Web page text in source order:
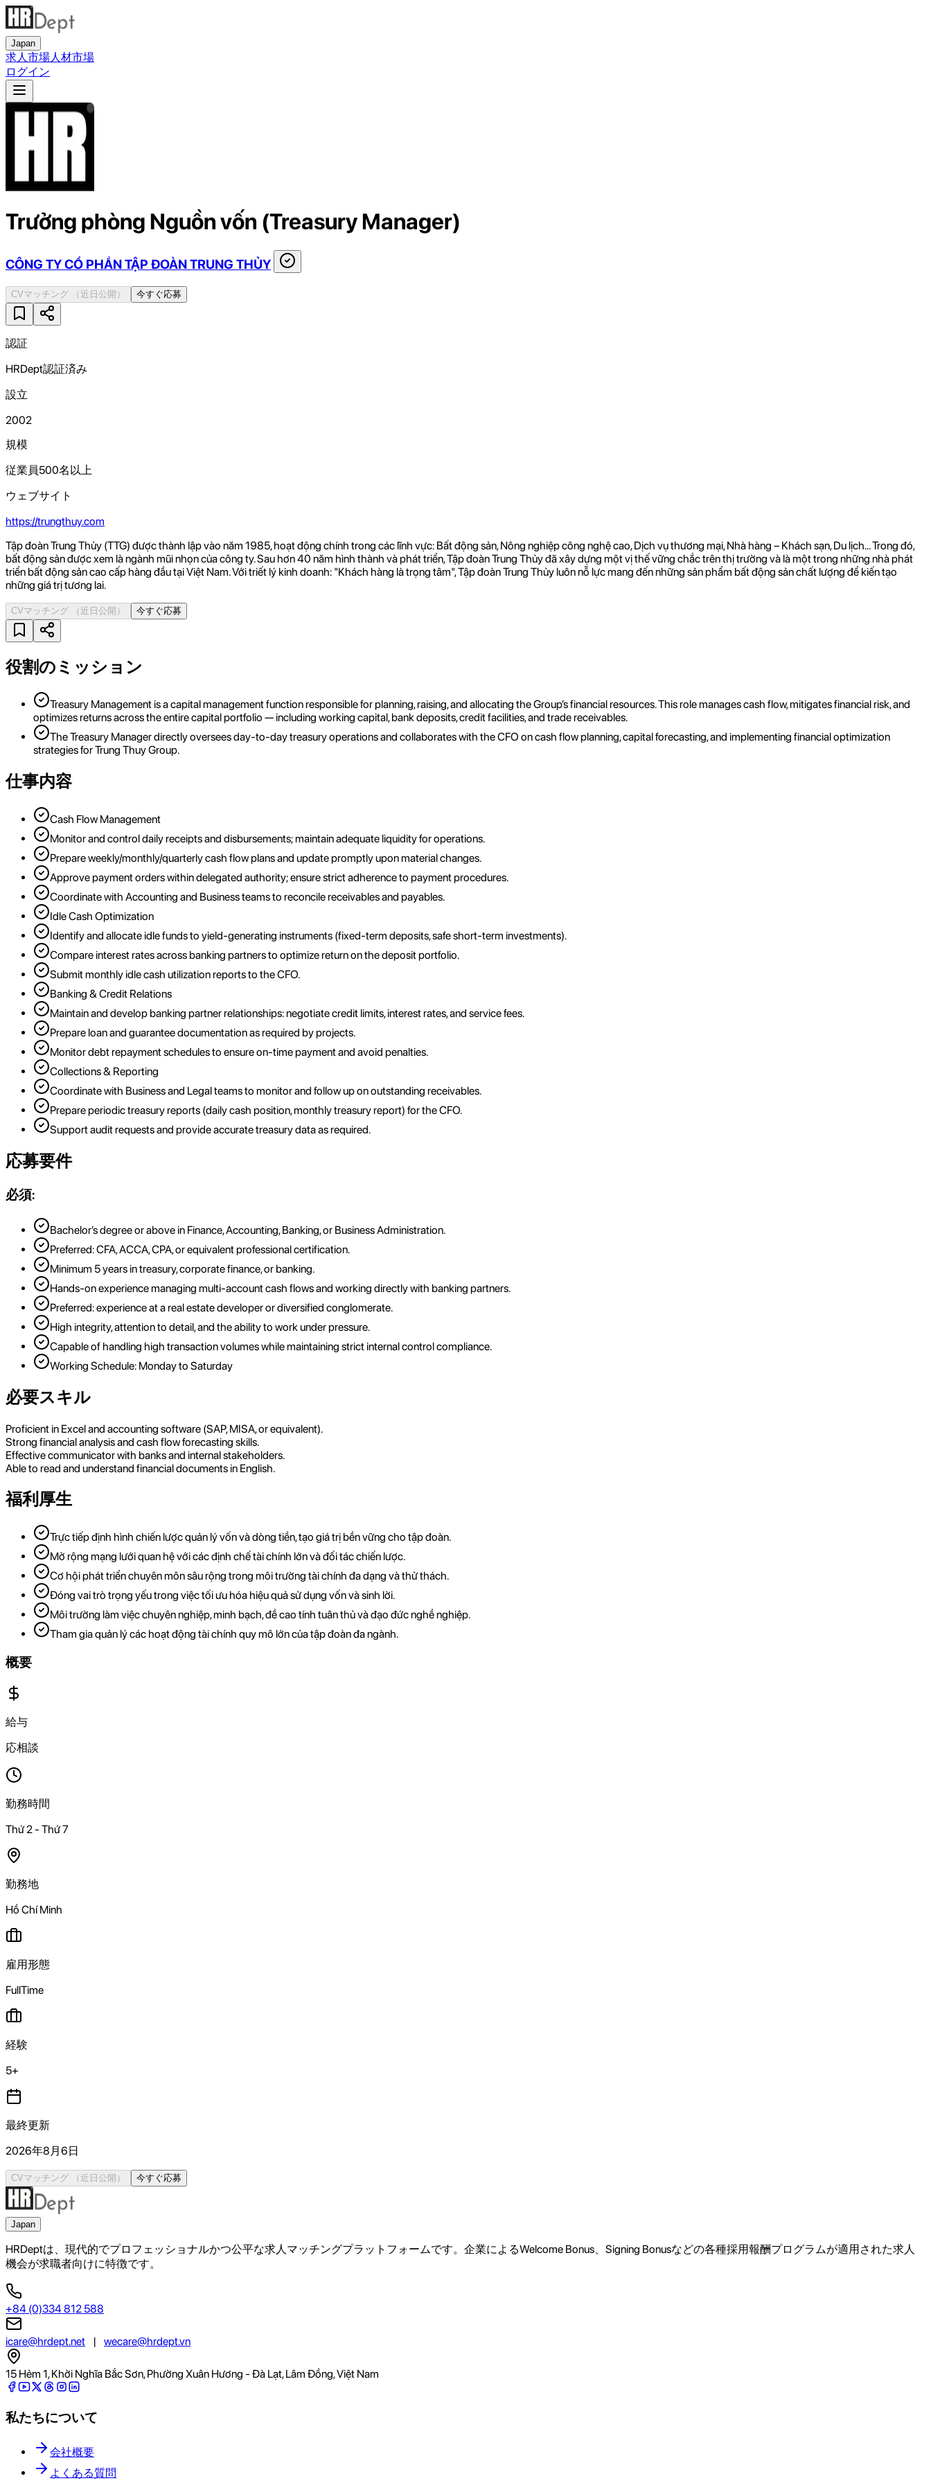
Japan
求人市場人材市場
ログイン
Trưởng phòng Nguồn vốn (Treasury Manager)
CÔNG TY CỔ PHẦN TẬP ĐOÀN TRUNG THỦY
CVマッチング （近日公開） 今すぐ応募
認証
HRDept認証済み
設立
2002
規模
従業員500名以上
ウェブサイト
https://trungthuy.com
Tập đoàn Trung Thủy (TTG) được thành lập vào năm 1985, hoạt động chính trong các lĩnh vực: Bất động sản, Nông nghiệp công nghệ cao, Dịch vụ thương mại, Nhà hàng – Khách sạn, Du lịch... Trong đó,
bất động sản được xem là ngành mũi nhọn của công ty. Sau hơn 40 năm hình thành và phát triển, Tập đoàn Trung Thủy đã xây dựng một vị thế vững chắc trên thị trường và là một trong những nhà phát
triển bất động sản cao cấp hàng đầu tại Việt Nam. Với triết lý kinh doanh: "Khách hàng là trọng tâm", Tập đoàn Trung Thủy luôn nỗ lực mang đến những sản phẩm bất động sản chất lượng để kiến tạo
những giá trị tương lai.
CVマッチング （近日公開） 今すぐ応募
役割のミッション
Treasury Management is a capital management function responsible for planning, raising, and allocating the Group’s financial resources. This role manages cash flow, mitigates financial risk, and
optimizes returns across the entire capital portfolio — including working capital, bank deposits, credit facilities, and trade receivables.
The Treasury Manager directly oversees day-to-day treasury operations and collaborates with the CFO on cash flow planning, capital forecasting, and implementing financial optimization
strategies for Trung Thuy Group.
仕事内容
Cash Flow Management
Monitor and control daily receipts and disbursements; maintain adequate liquidity for operations.
Prepare weekly/monthly/quarterly cash flow plans and update promptly upon material changes.
Approve payment orders within delegated authority; ensure strict adherence to payment procedures.
Coordinate with Accounting and Business teams to reconcile receivables and payables.
Idle Cash Optimization
Identify and allocate idle funds to yield-generating instruments (fixed-term deposits, safe short-term investments).
Compare interest rates across banking partners to optimize return on the deposit portfolio.
Submit monthly idle cash utilization reports to the CFO.
Banking & Credit Relations
Maintain and develop banking partner relationships: negotiate credit limits, interest rates, and service fees.
Prepare loan and guarantee documentation as required by projects.
Monitor debt repayment schedules to ensure on-time payment and avoid penalties.
Collections & Reporting
Coordinate with Business and Legal teams to monitor and follow up on outstanding receivables.
Prepare periodic treasury reports (daily cash position, monthly treasury report) for the CFO.
Support audit requests and provide accurate treasury data as required.
応募要件
必須:
Bachelor’s degree or above in Finance, Accounting, Banking, or Business Administration.
Preferred: CFA, ACCA, CPA, or equivalent professional certification.
Minimum 5 years in treasury, corporate finance, or banking.
Hands-on experience managing multi-account cash flows and working directly with banking partners.
Preferred: experience at a real estate developer or diversified conglomerate.
High integrity, attention to detail, and the ability to work under pressure.
Capable of handling high transaction volumes while maintaining strict internal control compliance.
Working Schedule: Monday to Saturday
必要スキル
Proficient in Excel and accounting software (SAP, MISA, or equivalent).
Strong financial analysis and cash flow forecasting skills.
Effective communicator with banks and internal stakeholders.
Able to read and understand financial documents in English.
福利厚生
Trực tiếp định hình chiến lược quản lý vốn và dòng tiền, tạo giá trị bền vững cho tập đoàn.
Mở rộng mạng lưới quan hệ với các định chế tài chính lớn và đối tác chiến lược.
Cơ hội phát triển chuyên môn sâu rộng trong môi trường tài chính đa dạng và thử thách.
Đóng vai trò trọng yếu trong việc tối ưu hóa hiệu quả sử dụng vốn và sinh lời.
Môi trường làm việc chuyên nghiệp, minh bạch, đề cao tính tuân thủ và đạo đức nghề nghiệp.
Tham gia quản lý các hoạt động tài chính quy mô lớn của tập đoàn đa ngành.
概要
給与
応相談
勤務時間
Thứ 2 - Thứ 7
勤務地
Hồ Chí Minh
雇用形態
FullTime
経験
5+
最終更新
2026年8月6日
CVマッチング （近日公開） 今すぐ応募
Japan
HRDeptは、現代的でプロフェッショナルかつ公平な求人マッチングプラットフォームです。企業によるWelcome Bonus、Signing Bonusなどの各種採用報酬プログラムが適用された求人
機会が求職者向けに特徴です。
+84 (0)334 812 588
icare@hrdept.net | wecare@hrdept.vn
15 Hẻm 1, Khởi Nghĩa Bắc Sơn, Phường Xuân Hương - Đà Lạt, Lâm Đồng, Việt Nam
私たちについて
会社概要
よくある質問